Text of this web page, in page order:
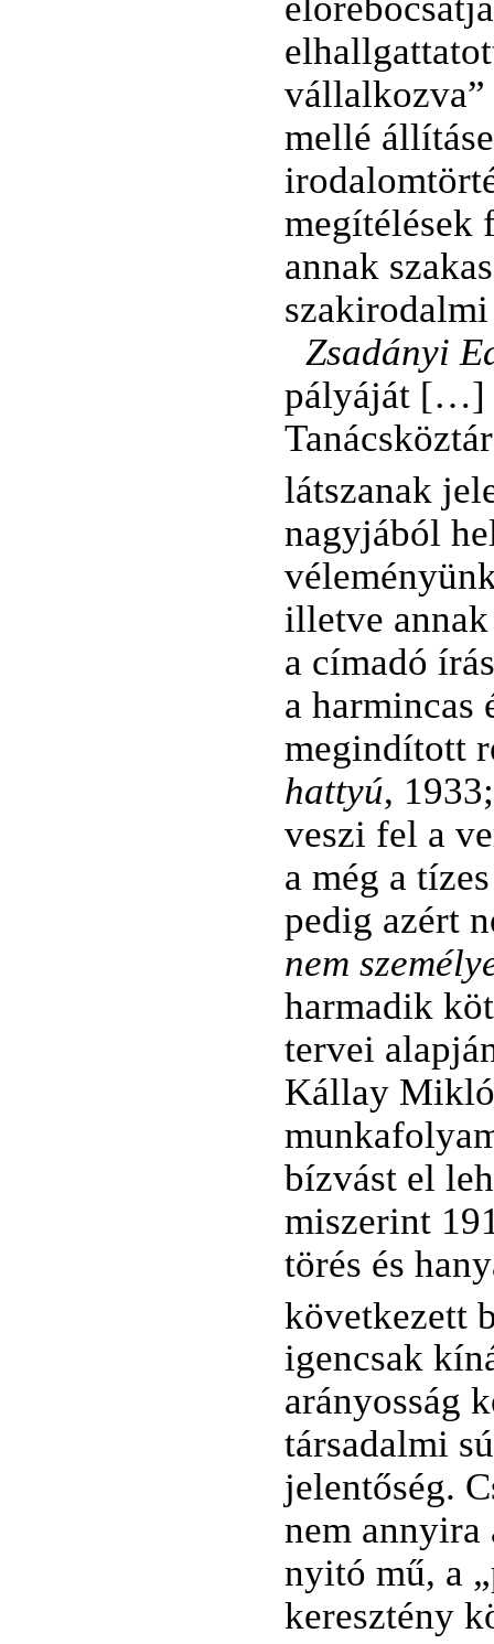
vállalkozva”
mellé
megítélések
annak
Zsadányi
pályáját […]
látszanak
nagyjából
illetve
a címadó
a harmincas
megindított
hattyú,
veszi fel a
a még a
pedig azért
nem
harmadik
tervei
Kállay
bízvást el
miszerint
törés és
következett
igencsak
arányosság
társadalmi
jelentőség.
nem annyira
nyitó mű, a
keresztény